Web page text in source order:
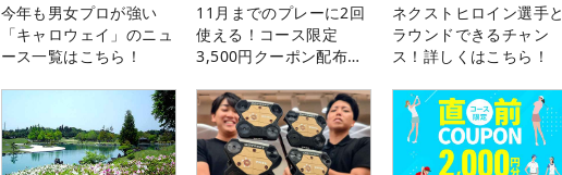
今年も男女プロが強い
「キャロウェイ」のニュ
ース一覧はこちら！
11月までのプレーに2回
使える！コース限定
3,500円クーポン配布
ネクストヒロイン選手と
ラウンドできるチャン
ス！詳しくはこちら！